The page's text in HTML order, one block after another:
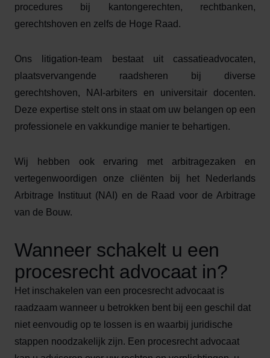
procedures bij kantongerechten, rechtbanken,
gerechtshoven en zelfs de Hoge Raad.
Ons litigation-team bestaat uit cassatieadvocaten,
plaatsvervangende raadsheren bij diverse
gerechtshoven, NAI-arbiters en universitair docenten.
Deze expertise stelt ons in staat om uw belangen op een
professionele en vakkundige manier te behartigen.
Wij hebben ook ervaring met arbitragezaken en
vertegenwoordigen onze cliënten bij het Nederlands
Arbitrage Instituut (NAI) en de Raad voor de Arbitrage
van de Bouw.
Wanneer schakelt u een
procesrecht advocaat in?
Het inschakelen van een procesrecht advocaat is
raadzaam wanneer u betrokken bent bij een geschil dat
niet eenvoudig op te lossen is en waarbij juridische
stappen noodzakelijk zijn. Een procesrecht advocaat